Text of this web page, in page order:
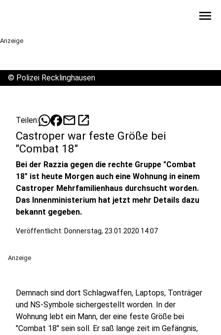
menu
Anzeige
© Polizei Recklinghausen
Teilen: mailopen_in_new
Castroper war feste Größe bei
"Combat 18"
Bei der Razzia gegen die rechte Gruppe "Combat
18" ist heute Morgen auch eine Wohnung in einem
Castroper Mehrfamilienhaus durchsucht worden.
Das Innenministerium hat jetzt mehr Details dazu
bekannt gegeben.
Veröffentlicht: Donnerstag, 23.01.2020 14:07
Anzeige
Demnach sind dort Schlagwaffen, Laptops, Tonträger
und NS-Symbole sichergestellt worden. In der
Wohnung lebt ein Mann, der eine feste Größe bei
"Combat 18" sein soll. Er saß lange zeit im Gefängnis,